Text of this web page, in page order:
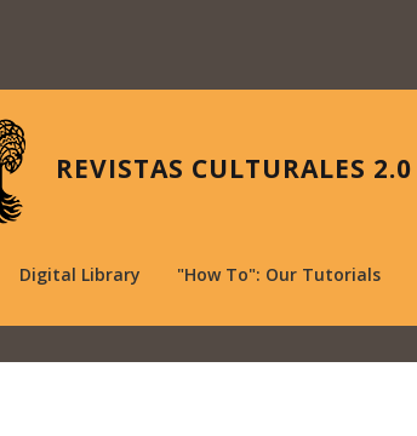
REVISTAS CULTURALES 2.0
Digital Library "How To": Our Tutorials